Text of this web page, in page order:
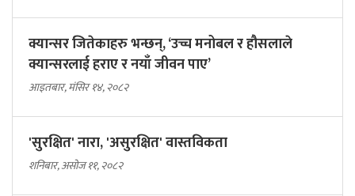
क्यान्सर जितेकाहरु भन्छन्, ‘उच्च मनोबल र हौसलाले
क्यान्सरलाई हराए र नयाँ जीवन पाए’
आइतबार, मंसिर १४, २०८२
'सुरक्षित' नारा, 'असुरक्षित' वास्तविकता
शनिबार, असोज ११, २०८२